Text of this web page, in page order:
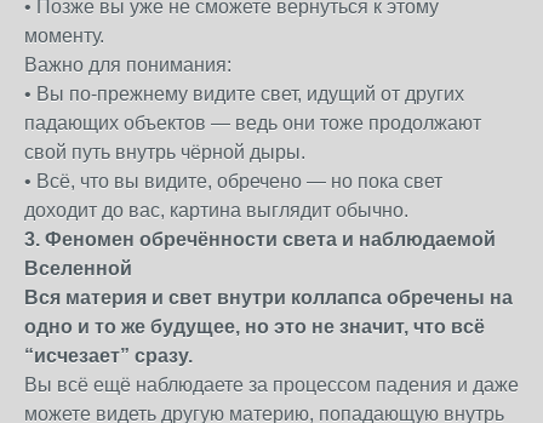
• Позже вы уже не сможете вернуться к этому
моменту.
Важно для понимания:
• Вы по-прежнему видите свет, идущий от других
падающих объектов — ведь они тоже продолжают
свой путь внутрь чёрной дыры.
• Всё, что вы видите, обречено — но пока свет
доходит до вас, картина выглядит обычно.
3. Феномен обречённости света и наблюдаемой
Вселенной
Вся материя и свет внутри коллапса обречены на
одно и то же будущее, но это не значит, что всё
“исчезает” сразу.
Вы всё ещё наблюдаете за процессом падения и даже
можете видеть другую материю, попадающую внутрь